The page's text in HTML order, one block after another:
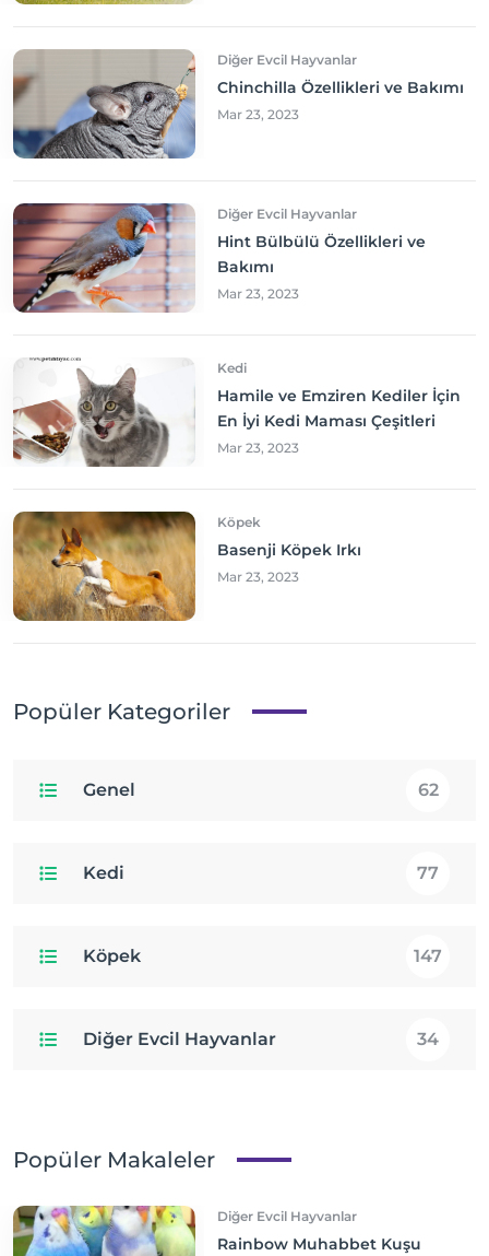
Diğer Evcil Hayvanlar
Chinchilla Özellikleri ve Bakımı
Mar 23, 2023
Diğer Evcil Hayvanlar
Hint Bülbülü Özellikleri ve
Bakımı
Mar 23, 2023
Kedi
Hamile ve Emziren Kediler İçin
En İyi Kedi Maması Çeşitleri
Mar 23, 2023
Köpek
Basenji Köpek Irkı
Mar 23, 2023
Popüler Kategoriler
Genel 62
Kedi 77
Köpek 147
Diğer Evcil Hayvanlar 34
Popüler Makaleler
Diğer Evcil Hayvanlar
Rainbow Muhabbet Kuşu